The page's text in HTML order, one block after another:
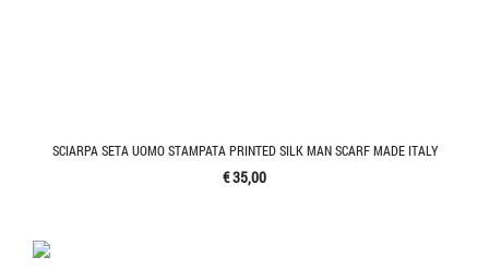
SCIARPA SETA UOMO STAMPATA PRINTED SILK MAN SCARF MADE ITALY
€ 35,00